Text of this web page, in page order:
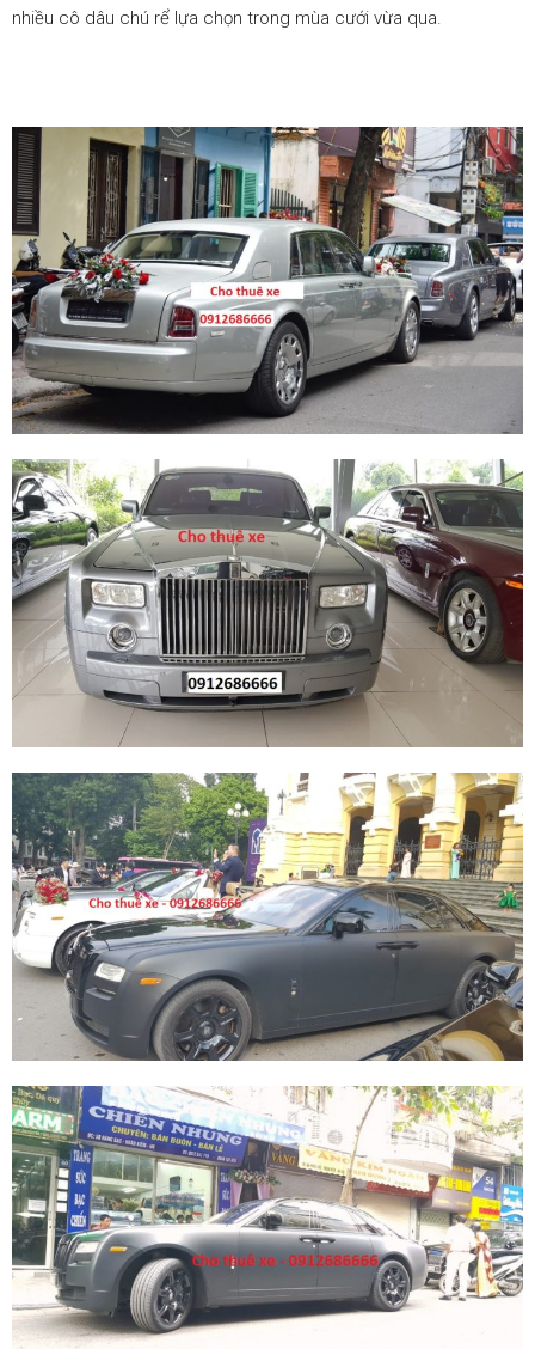
xe
nhiều cô dâu chú rể lựa chọn trong mùa cưới vừa qua.